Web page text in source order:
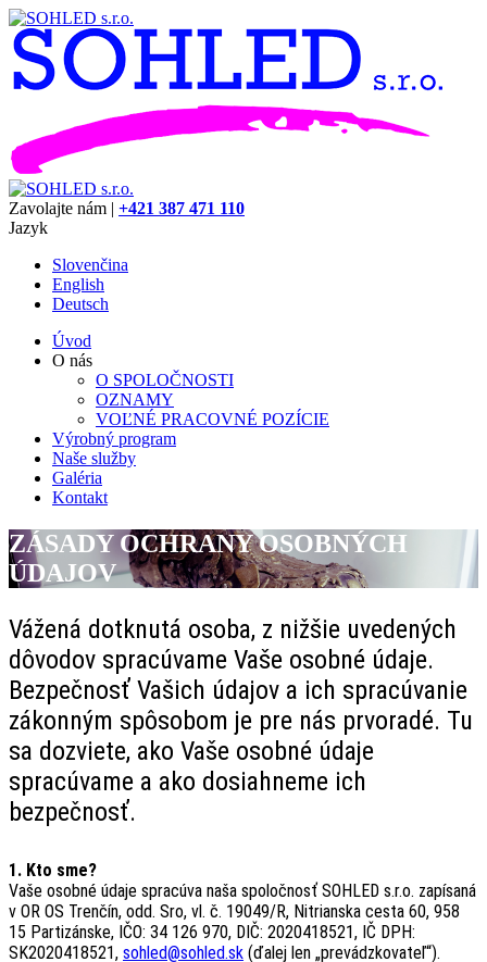
Zavolajte nám | +421 387 471 110
Jazyk
Slovenčina
English
Deutsch
Úvod
O nás
O SPOLOČNOSTI
OZNAMY
VOĽNÉ PRACOVNÉ POZÍCIE
Výrobný program
Naše služby
Galéria
Kontakt
ZÁSADY OCHRANY OSOBNÝCH
ÚDAJOV
Vážená dotknutá osoba, z nižšie uvedených
dôvodov spracúvame Vaše osobné údaje.
Bezpečnosť Vašich údajov a ich spracúvanie
zákonným spôsobom je pre nás prvoradé. Tu
sa dozviete, ako Vaše osobné údaje
spracúvame a ako dosiahneme ich
bezpečnosť.
1. Kto sme?
Vaše osobné údaje spracúva naša spoločnosť SOHLED s.r.o. zapísaná
v OR OS Trenčín, odd. Sro, vl. č. 19049/R, Nitrianska cesta 60, 958
15 Partizánske, IČO: 34 126 970, DIČ: 2020418521, IČ DPH:
SK2020418521, sohled@sohled.sk (ďalej len „prevádzkovateľ“).